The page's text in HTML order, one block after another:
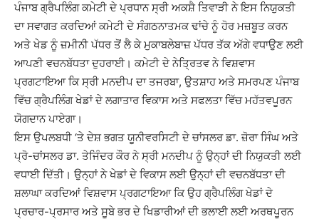
ਪੰਜਾਬ ਗ੍ਰੈਪਲਿੰਗ ਕਮੇਟੀ ਦੇ ਪ੍ਰਧਾਨ ਸ੍ਰੀ ਅਕਸ਼ੈ ਤਿਵਾੜੀ ਨੇ ਇਸ ਨਿਯੁਕਤੀ
ਦਾ ਸਵਾਗਤ ਕਰਦਿਆਂ ਕਮੇਟੀ ਦੇ ਸੰਗਠਨਾਤਮਕ ਢਾਂਚੇ ਨੂੰ ਹੋਰ ਮਜ਼ਬੂਤ ਕਰਨ
ਅਤੇ ਖੇਡ ਨੂੰ ਜ਼ਮੀਨੀ ਪੱਧਰ ਤੋਂ ਲੈ ਕੇ ਮੁਕਾਬਲੇਬਾਜ਼ ਪੱਧਰ ਤੱਕ ਅੱਗੇ ਵਧਾਉਣ ਲਈ
ਆਪਣੀ ਵਚਨਬੱਧਤਾ ਦੁਹਰਾਈ। ਕਮੇਟੀ ਦੇ ਨੇਤ੍ਰਿਤਵ ਨੇ ਵਿਸ਼ਵਾਸ
ਪ੍ਰਗਟਾਇਆ ਕਿ ਸ੍ਰੀ ਮਨਦੀਪ ਦਾ ਤਜਰਬਾ, ਉਤਸ਼ਾਹ ਅਤੇ ਸਮਰਪਣ ਪੰਜਾਬ
ਵਿੱਚ ਗ੍ਰੈਪਲਿੰਗ ਖੇਡਾਂ ਦੇ ਲਗਾਤਾਰ ਵਿਕਾਸ ਅਤੇ ਸਫਲਤਾ ਵਿੱਚ ਮਹੱਤਵਪੂਰਨ
ਯੋਗਦਾਨ ਪਾਏਗਾ।
ਇਸ ਉਪਲਬਧੀ ‘ਤੇ ਦੇਸ਼ ਭਗਤ ਯੂਨੀਵਰਸਿਟੀ ਦੇ ਚਾਂਸਲਰ ਡਾ. ਜ਼ੋਰਾ ਸਿੰਘ ਅਤੇ
ਪ੍ਰੋ-ਚਾਂਸਲਰ ਡਾ. ਤੇਜਿੰਦਰ ਕੌਰ ਨੇ ਸ੍ਰੀ ਮਨਦੀਪ ਨੂੰ ਉਨ੍ਹਾਂ ਦੀ ਨਿਯੁਕਤੀ ਲਈ
ਵਧਾਈ ਦਿੱਤੀ। ਉਨ੍ਹਾਂ ਨੇ ਖੇਡਾਂ ਦੇ ਵਿਕਾਸ ਲਈ ਉਨ੍ਹਾਂ ਦੀ ਵਚਨਬੱਧਤਾ ਦੀ
ਸ਼ਲਾਘਾ ਕਰਦਿਆਂ ਵਿਸ਼ਵਾਸ ਪ੍ਰਗਟਾਇਆ ਕਿ ਉਹ ਗ੍ਰੈਪਲਿੰਗ ਖੇਡਾਂ ਦੇ
ਪ੍ਰਚਾਰ-ਪ੍ਰਸਾਰ ਅਤੇ ਸੂਬੇ ਭਰ ਦੇ ਖਿਡਾਰੀਆਂ ਦੀ ਭਲਾਈ ਲਈ ਅਰਥਪੂਰਨ